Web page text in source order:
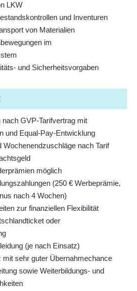
LKW
und Inventuren
von Materialien
im
und Sicherheitsvorgaben
GVP-Tarifvertrag mit
und Equal-Pay-Entwicklung
Wochenendzuschläge nach Tarif
möglich
(250 € Werbeprämie,
nach 4 Wochen)
zur finanziellen Flexibilität
oder
(je nach Einsatz)
mit sehr guter Übernahmechance
sowie Weiterbildungs- und